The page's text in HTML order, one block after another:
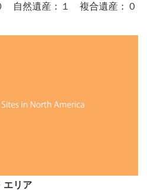
自然遺産：１ 複合遺産：０
エリア